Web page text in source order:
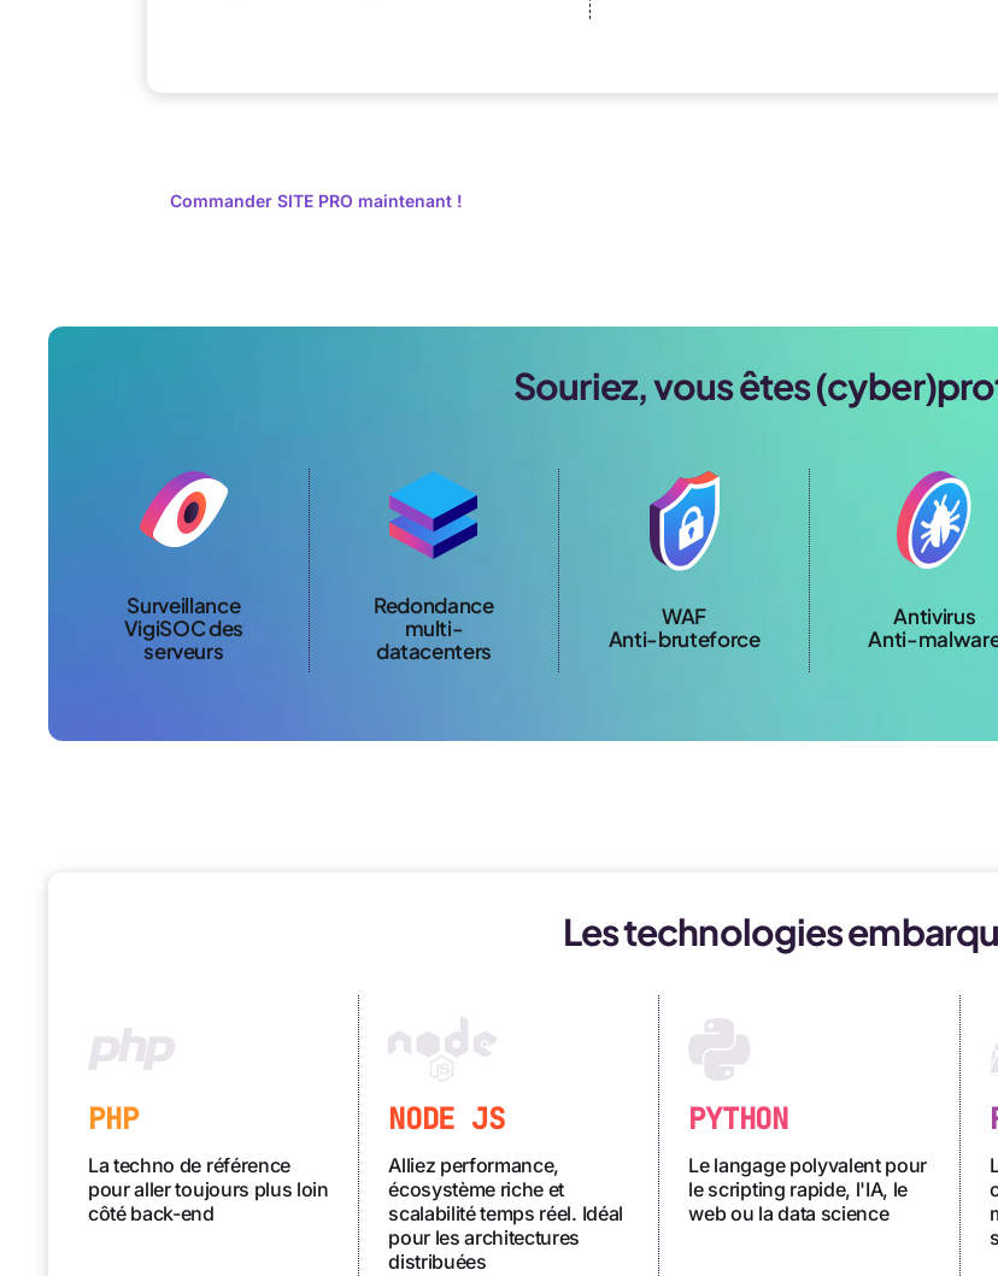
Commander SITE PRO maintenant !
Souriez, vous êtes
Surveillance
VigiSOC des
serveurs
Redondance
multi-
datacenters
WAF
Anti-bruteforce
Antivirus
Anti-
Les technologies
PHP
La techno de référence
pour aller toujours plus loin
côté back-end
NODE JS
Alliez performance,
écosystème riche et
scalabilité temps réel. Idéal
pour les architectures
distribuées
PYTHON
Le langage polyvalent pour
le scripting rapide, l'IA, le
web ou la data science